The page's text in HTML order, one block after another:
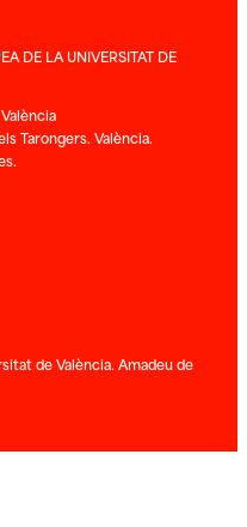
DE LA UNIVERSITAT DE
Tarongers. València.
de València. Amadeu de